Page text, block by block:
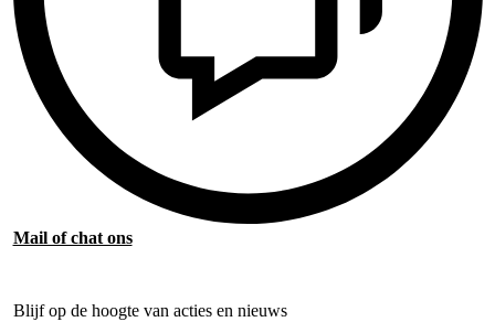
Mail of chat ons
Blijf op de hoogte van acties en nieuws